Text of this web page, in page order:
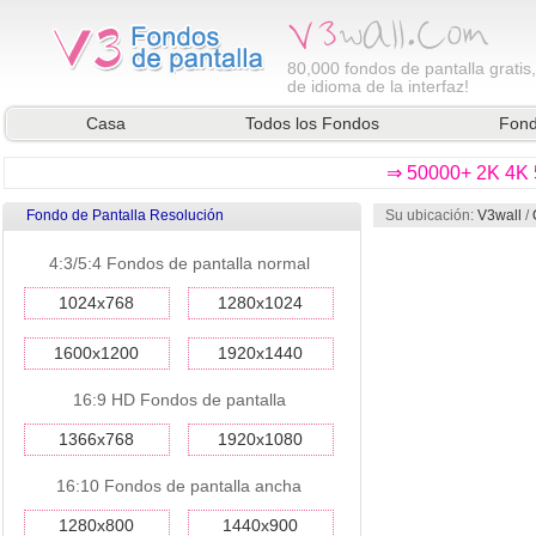
80,000 fondos de pantalla
de idioma de la interfaz!
Casa
Todos los Fondos
⇒ 50000+ 2K 4K
Fondo de Pantalla Resolución
4:3/5:4 Fondos de pantalla normal
1024x768 1280x1024
1600x1200 1920x1440
16:9 HD Fondos de pantalla
1366x768 1920x1080
16:10 Fondos de pantalla ancha
1280x800 1440x900
Su ubicación: V3wall /